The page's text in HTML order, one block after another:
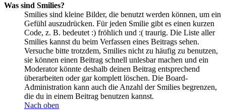
Was sind Smilies?
Smilies sind kleine Bilder, die benutzt werden können, um ein
Gefühl auszudrücken. Für jeden Smilie gibt es einen kurzen
Code, z. B. bedeutet :) fröhlich und :( traurig. Die Liste aller
Smilies kannst du beim Verfassen eines Beitrags sehen.
Versuche bitte trotzdem, Smilies nicht zu häufig zu benutzen,
sie können einen Beitrag schnell unlesbar machen und ein
Moderator könnte deshalb deinen Beitrag entsprechend
überarbeiten oder gar komplett löschen. Die Board-
Administration kann auch die Anzahl der Smilies begrenzen,
die du in einem Beitrag benutzen kannst.
Nach oben